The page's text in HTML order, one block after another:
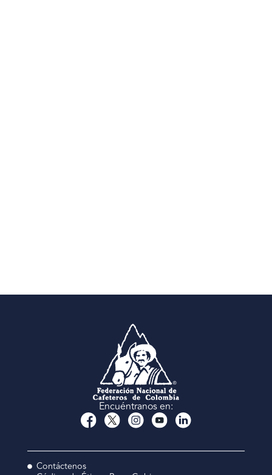
Encuéntranos en:
Contáctenos